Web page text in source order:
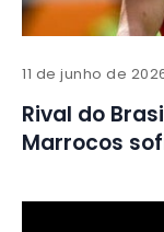
11 de junho de
Rival do
Marrocos